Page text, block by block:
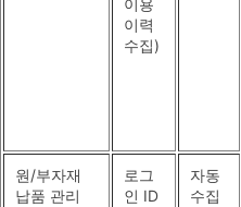
이용
이력
수집)
원/부자재
납품 관리
로그
인 ID
자동
수집